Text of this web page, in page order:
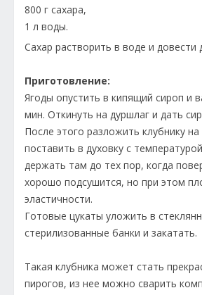
800 г сахара,
1 л воды.
Сахар растворить в воде и довести
Приготовление:
Ягоды опустить в кипящий сироп и
мин. Откинуть на дуршлаг и дать
После этого разложить клубнику
поставить в духовку с
держать там до тех пор, когда
хорошо подсушится, но при этом
эластичности.
Готовые цукаты уложить в
стерилизованные банки и закатать.
Такая клубника может стать
пирогов, из нее можно сварить